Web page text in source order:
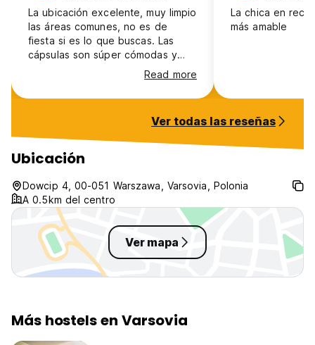
La ubicación excelente, muy limpio
las áreas comunes, no es de
fiesta si es lo que buscas. Las
cápsulas son súper cómodas y
muy seguras. Volvería 100%. Hay
mucha privacidad y las camas son
cómodas.
Read more
La chica en
más amable
Ver todas las reseñas
Ubicación
Dowcip 4, 00-051 Warszawa, Varsovia, Polonia
A 0.5km del centro
Ver mapa
Más hostels en Varsovia